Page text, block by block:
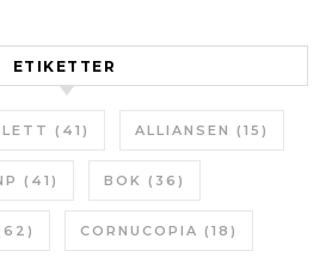
ETIKETTER
(41) ALLIANSEN (15)
(41) BOK (36)
CORNUCOPIA (18)